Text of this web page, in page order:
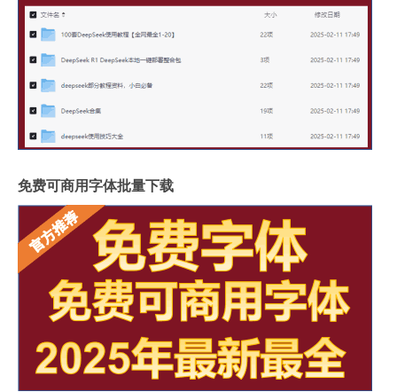
免费可商用字体批量下载